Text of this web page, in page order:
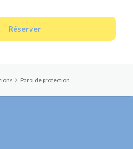
Réserver
Paroi de protection